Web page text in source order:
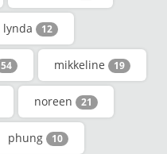
lynda 12
54 mikkeline 19
noreen 21
phung 10